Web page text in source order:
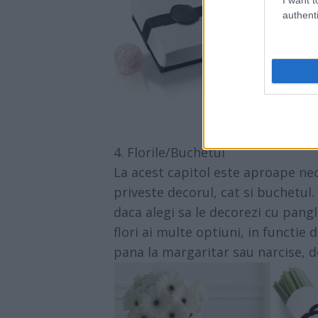
4. Florile/Buchetul
La acest capitol este aproape
priveste decorul, cat si
daca alegi sa le decorezi cu
flori ai multe optiuni, in functie
pana la margaritar sau narcise,